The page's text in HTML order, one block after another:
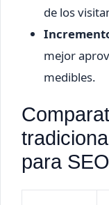
de los
mejor
medibles.
para SEO